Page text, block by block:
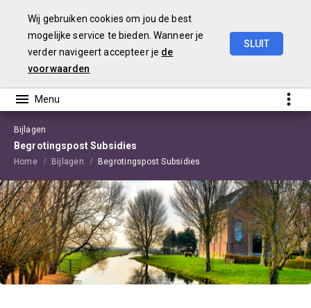
Wij gebruiken cookies om jou de best
mogelijke service te bieden. Wanneer je
verder navigeert accepteer je de
voorwaarden
SLUIT
Bijlagen
Begrotingspost Subsidies
Home Bijlagen Begrotingspost Subsidies